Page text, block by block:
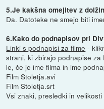
5.Je kakšna omejitev z
Da. Datoteke ne smejo biti
6.Kako do podnapisov pri
Linki s podnapisi za filme -
strani, ki zbirajo podnapise za
le, če je ime filma in ime
Film Stoletja.avi
Film Stoletja.srt
Vsi znaki, presledki in